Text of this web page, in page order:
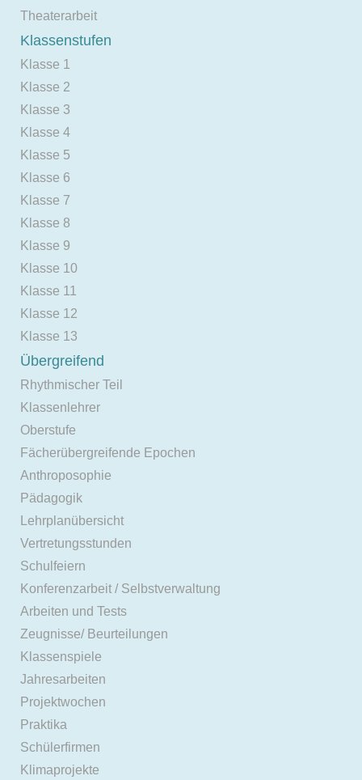
Theaterarbeit
Klassenstufen
Klasse 1
Klasse 2
Klasse 3
Klasse 4
Klasse 5
Klasse 6
Klasse 7
Klasse 8
Klasse 9
Klasse 10
Klasse 11
Klasse 12
Klasse 13
Übergreifend
Rhythmischer Teil
Klassenlehrer
Oberstufe
Fächerübergreifende Epochen
Anthroposophie
Pädagogik
Lehrplanübersicht
Vertretungsstunden
Schulfeiern
Konferenzarbeit / Selbstverwaltung
Arbeiten und Tests
Zeugnisse/ Beurteilungen
Klassenspiele
Jahresarbeiten
Projektwochen
Praktika
Schülerfirmen
Klimaprojekte